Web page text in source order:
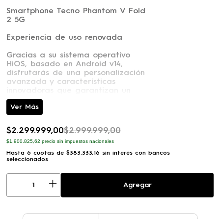
Smartphone Tecno Phantom V Fold
2 5G
Experiencia de uso renovada
Gracias a su sistema operativo
HiOS, basado en Android v14,
disfrutarás de una personalización
avanzada y características
desempeño excepcional.
Pantallas de última generación
Cuenta con una pantalla principal
AMOLED de 7,85" con resolución de
1080x2640, ideal para disfrutar
contenido multimedia con colores
secundaria de 3,64" AMOLED
ofrece comodidad y funcionalidad
en cada uso.
Fotografía profesional
$2.299.999,00$2.999.999,00
$1.900.825,62 precio sin impuestos nacionales
Hasta 6 cuotas de $383.333,16 sin interés con bancos
seleccionados
Agregar